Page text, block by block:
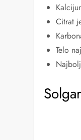
Citrat
Telo